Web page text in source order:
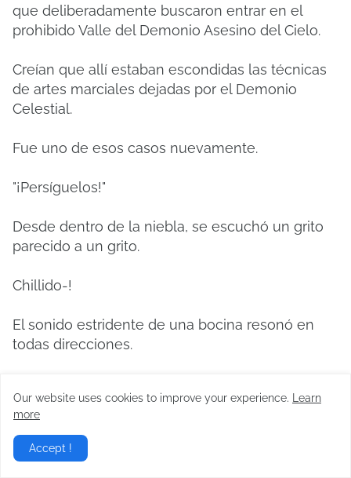
que deliberadamente buscaron entrar en el
prohibido Valle del Demonio Asesino del Cielo.
Creían que allí estaban escondidas las técnicas
de artes marciales dejadas por el Demonio
Celestial.
Fue uno de esos casos nuevamente.
"¡Persíguelos!"
Desde dentro de la niebla, se escuchó un grito
parecido a un grito.
Chillido-!
El sonido estridente de una bocina resonó en
todas direcciones.
miembros del infame Dark Heaven Execution
Pursuit Squad del Demon Cult.
Originalmente, no visitarían las montañas Kunlun
Our website uses cookies to improve your experience.
Learn
more
Accept !